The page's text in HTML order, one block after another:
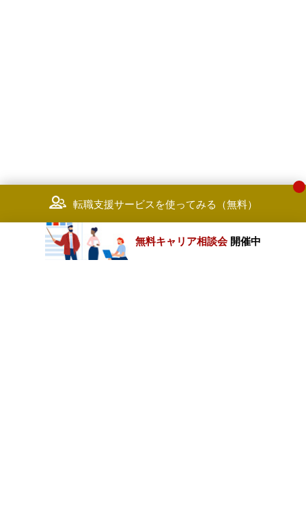
転職支援サービスを使ってみる（無料）
無料キャリア相談会 開催中